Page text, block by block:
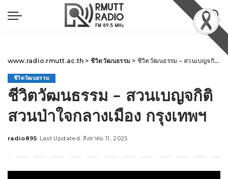
www.radio.rmutt.ac.th > ชีวิตวัฒนธรรม > ชีวิตวัฒนธรรม – สวนเบญจกิติ สวนป่าใจกลางเมือง กรุงเทพฯ
ชีวิตวัฒนธรรม
ชีวิตวัฒนธรรม – สวนเบญจกิติ
สวนป่าใจกลางเมือง กรุงเทพฯ
Posted
radio895 Last Updated: สิงหาคม 11, 2025